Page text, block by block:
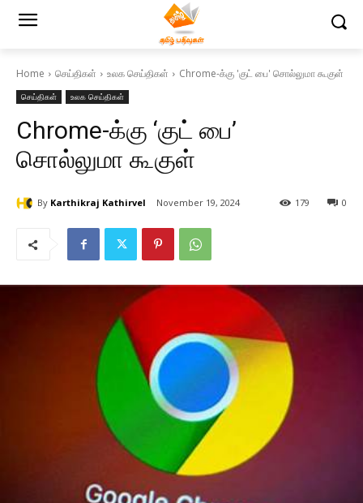
Home செய்திகள் உலக செய்திகள் Chrome-க்கு 'குட் பை' சொல்லுமா கூகுள்
செய்திகள் உலக செய்திகள்
Chrome-க்கு ‘குட் பை’
சொல்லுமா கூகுள்
By Karthikraj Kathirvel November 19, 2024 0
179